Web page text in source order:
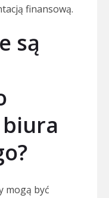
finansową.
są
mogą być